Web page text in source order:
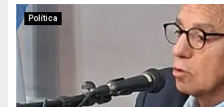
Política